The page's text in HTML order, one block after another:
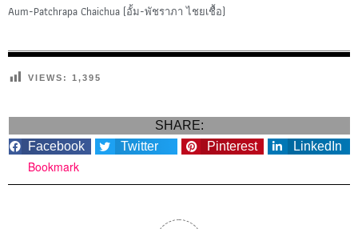
Aum-Patchrapa Chaichua (อั้ม-พัชราภา ไชยเชื้อ)
VIEWS: 1,395
SHARE:
Facebook
Twitter Pinterest LinkedIn
Bookmark